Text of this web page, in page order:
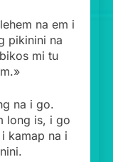
na em i
pikinini na
mi tu
na i go.
long is, i go
kamap na i